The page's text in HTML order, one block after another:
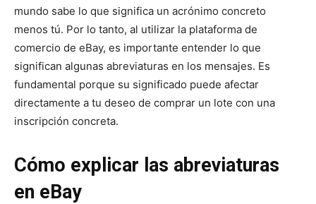
mundo sabe lo que significa un acrónimo concreto
menos tú. Por lo tanto, al utilizar la plataforma de
comercio de eBay, es importante entender lo que
significan algunas abreviaturas en los mensajes. Es
fundamental porque su significado puede afectar
directamente a tu deseo de comprar un lote con una
inscripción concreta.
Cómo explicar las abreviaturas
en eBay